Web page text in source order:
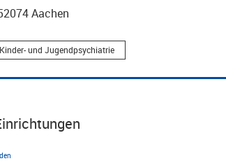
Aachen
Kinder- und Jugendpsychiatrie